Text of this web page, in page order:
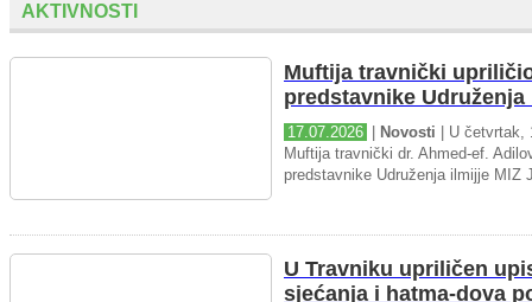
AKTIVNOSTI
Muftija travnički
predstavnike
17.07.2026 Novosti | U četvrtak,
Muftija travnički dr. Ahmed-ef.
predstavnike Udruženja ilmijje MIZ
U Travniku upriličen
sjećanja i hatma-dova